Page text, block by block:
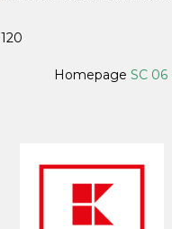
120
Homepage SC 06